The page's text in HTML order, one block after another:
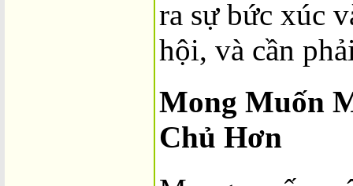
ra sự bức xúc
hội, và cần
Mong Muốn
Chủ Hơn